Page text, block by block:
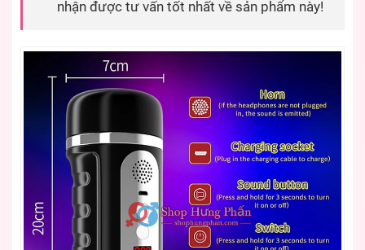
nhận được tư vấn tốt nhất về sản phẩm này!